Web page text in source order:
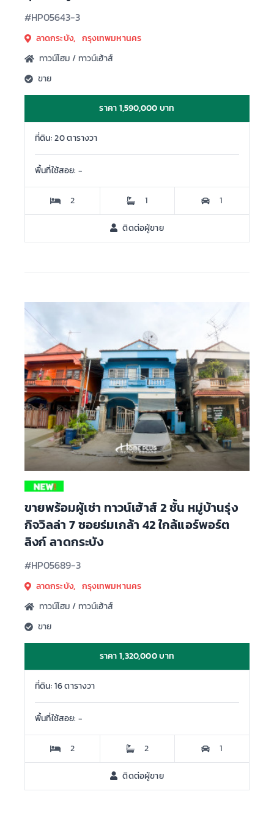
#HP05643-3
ลาดกระบัง, กรุงเทพมหานคร
ทาวน์โฮม / ทาวน์เฮ้าส์
ขาย
ราคา 1,590,000 บาท
ที่ดิน: 20 ตารางวา
พื้นที่ใช้สอย: -
2 1 1
ติดต่อผู้ขาย
ขายพร้อมผู้เช่า ทาวน์เฮ้าส์ 2 ชั้น หมู่บ้านรุ่ง
กิจวิลล่า 7 ซอยร่มเกล้า 42 ใกล้แอร์พอร์ต
ลิงก์ ลาดกระบัง
#HP05689-3
ลาดกระบัง, กรุงเทพมหานคร
ทาวน์โฮม / ทาวน์เฮ้าส์
ขาย
ราคา 1,320,000 บาท
ที่ดิน: 16 ตารางวา
พื้นที่ใช้สอย: -
2 2 1
ติดต่อผู้ขาย